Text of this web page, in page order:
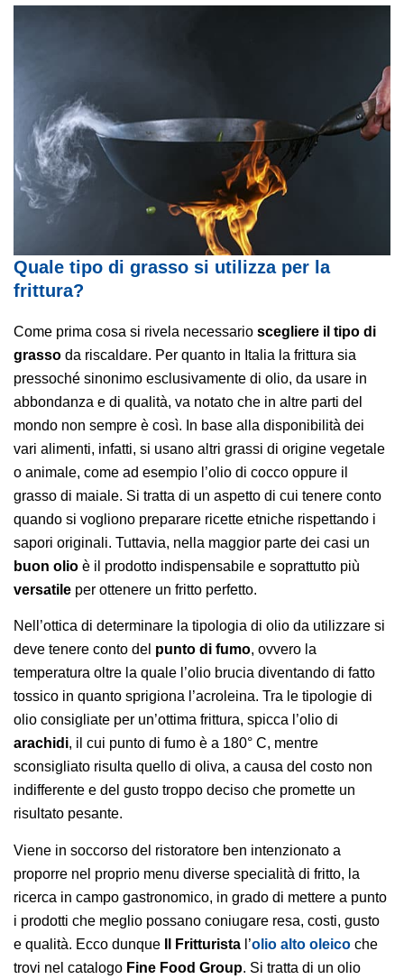
Quale tipo di grasso si utilizza per la
frittura?
Come prima cosa si rivela necessario scegliere il tipo di
grasso da riscaldare. Per quanto in Italia la frittura sia
pressoché sinonimo esclusivamente di olio, da usare in
abbondanza e di qualità, va notato che in altre parti del
mondo non sempre è così. In base alla disponibilità dei
vari alimenti, infatti, si usano altri grassi di origine vegetale
o animale, come ad esempio l’olio di cocco oppure il
grasso di maiale. Si tratta di un aspetto di cui tenere conto
quando si vogliono preparare ricette etniche rispettando i
sapori originali. Tuttavia, nella maggior parte dei casi un
buon olio è il prodotto indispensabile e soprattutto più
versatile per ottenere un fritto perfetto.
Nell’ottica di determinare la tipologia di olio da utilizzare si
deve tenere conto del punto di fumo, ovvero la
temperatura oltre la quale l’olio brucia diventando di fatto
tossico in quanto sprigiona l’acroleina. Tra le tipologie di
olio consigliate per un’ottima frittura, spicca l’olio di
arachidi, il cui punto di fumo è a 180° C, mentre
sconsigliato risulta quello di oliva, a causa del costo non
indifferente e del gusto troppo deciso che promette un
risultato pesante.
Viene in soccorso del ristoratore ben intenzionato a
proporre nel proprio menu diverse specialità di fritto, la
ricerca in campo gastronomico, in grado di mettere a punto
i prodotti che meglio possano coniugare resa, costi, gusto
e qualità. Ecco dunque
Il Fritturista l’olio alto oleico che
trovi nel catalogo Fine Food Group. Si tratta di un olio